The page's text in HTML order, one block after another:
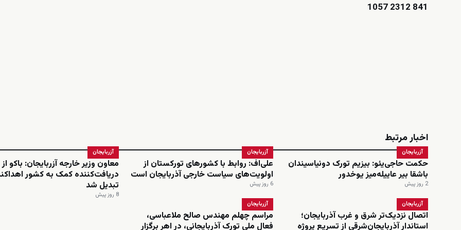
841 2312 1057
اخبار مرتبط
آزربایجان
حکمت حاجی‌یئو: بیزیم تورک دونیاسیندان
باشقا بیر عاییله‌میز یوخدور
2 روز پیش
آزربایجان
علی‌اف: روابط با کشورهای تورکستان از
اولویت‌های سیاست خارجی آذربایجان است
6 روز پیش
آزربایجان
معاون وزیر خارجه آزربایجان: باکو از
دریافت‌کننده کمک به کشور
تبدیل شد
8 روز پیش
آزربایجان
اتصال نزدیک‌تر شرق و غرب آذربایجان؛
استاندار آذربایجان‌شرقی از تسریع پروژه
آزربایجان
مراسم چهلم مهندس صالح ملاعباسی،
فعال ملی تورک آذربایجانی، در اهر برگزار